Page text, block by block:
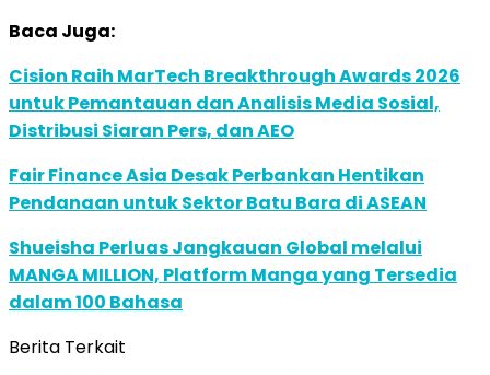
Baca Juga:
Cision Raih MarTech Breakthrough Awards 2026
untuk Pemantauan dan Analisis Media Sosial,
Distribusi Siaran Pers, dan AEO
Fair Finance Asia Desak Perbankan Hentikan
Pendanaan untuk Sektor Batu Bara di ASEAN
Shueisha Perluas Jangkauan Global melalui
MANGA MILLION, Platform Manga yang Tersedia
dalam 100 Bahasa
Berita Terkait